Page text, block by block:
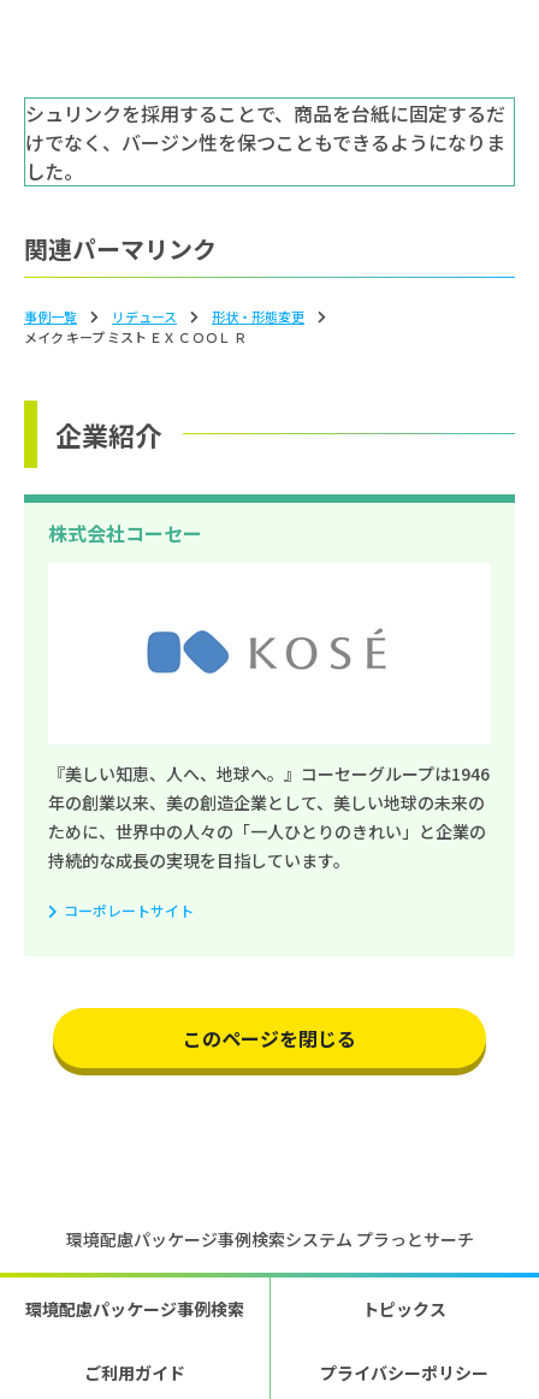
シュリンクを採用することで、商品を台紙に固定するだ
けでなく、バージン性を保つこともできるようになりま
した。
関連パーマリンク
事例一覧 リデュース
形状‧形態変更
メイク キープ ミスト ＥＸ ＣＯＯＬ Ｒ
企業紹介
株式会社コーセー
『美しい知恵、人へ、地球へ。』コーセーグループは1946
年の創業以来、美の創造企業として、美しい地球の未来の
ために、世界中の人々の「一人ひとりのきれい」と企業の
持続的な成長の実現を目指しています。
コーポレートサイト
このページを閉じる
環境配慮パッケージ事例検索システム プラっとサーチ
環境配慮パッケージ事例検索 トピックス
ご利用ガイド プライバシーポリシー